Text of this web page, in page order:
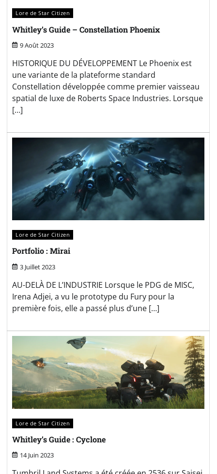
Lore de Star Citizen
Whitley’s Guide – Constellation Phoenix
9 Août 2023
HISTORIQUE DU DÉVELOPPEMENT Le Phoenix est
une variante de la plateforme standard
Constellation développée comme premier vaisseau
spatial de luxe de Roberts Space Industries. Lorsque
[…]
Lore de Star Citizen
Portfolio : Mirai
3 Juillet 2023
AU-DELÀ DE L’INDUSTRIE Lorsque le PDG de MISC,
Irena Adjei, a vu le prototype du Fury pour la
première fois, elle a passé plus d’une […]
Lore de Star Citizen
Whitley’s Guide : Cyclone
14 Juin 2023